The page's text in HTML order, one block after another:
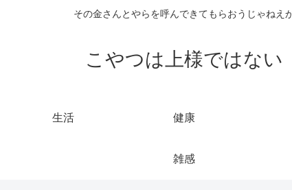
その金さんとやらを呼んできてもらおうじゃねえ
こやつは上様ではない
生活 健康
雑感